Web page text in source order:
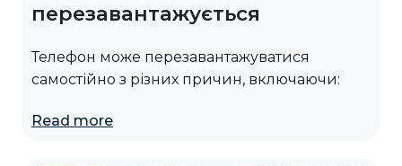
перезавантажується
Телефон може перезавантажуватися
самостійно з різних причин, включаючи:
Read more